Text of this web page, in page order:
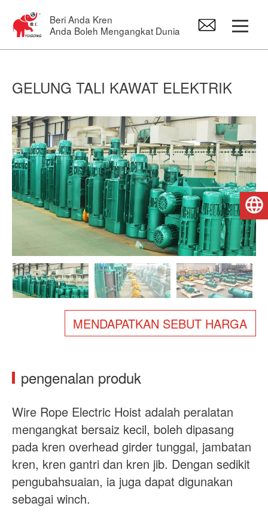
Beri Anda Kren
Anda Boleh Mengangkat Dunia
Jib Crane
Gelung elektrik
Alat ganti kren
Tentang kita
Berita
Hubungi Kami
GELUNG TALI KAWAT ELEKTRIK
MENDAPATKAN SEBUT HARGA
pengenalan produk
Wire Rope Electric Hoist adalah peralatan
mengangkat bersaiz kecil, boleh dipasang
pada kren overhead girder tunggal, jambatan
kren, kren gantri dan kren jib. Dengan sedikit
pengubahsuaian, ia juga dapat digunakan
sebagai winch.
Bahasa Melayu